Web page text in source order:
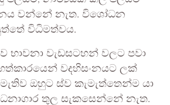
වන්නේ නැත. විශෝධන
විධිමත්වය.
භාවනා වැඩසටහන් වලට පවා
වදහිසංනයට ලක්
ඔහුට ස්ව කැමැත්තෙන්ම යා
තුල සැකසෙන්නේ නැත.